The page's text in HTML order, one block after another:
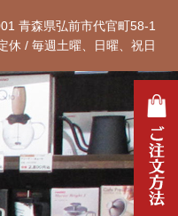
ーコーヒー
青森県弘前市代官町58-1
/ 毎週土曜、日曜、祝日